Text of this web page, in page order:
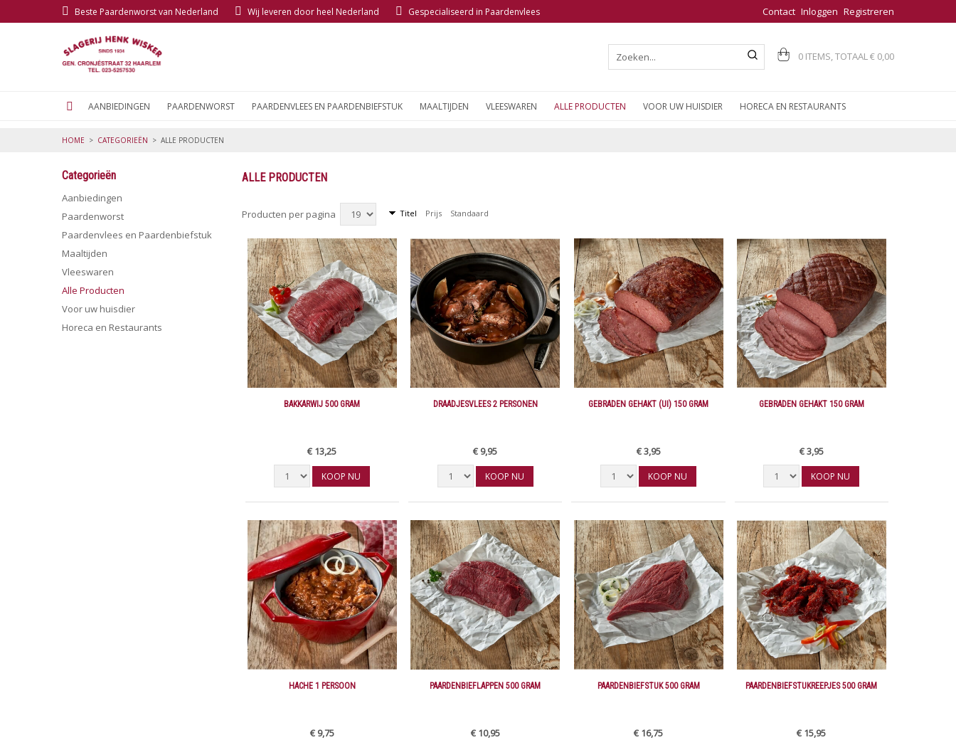
Beste Paardenworst van Nederland Wij leveren door heel Nederland Gespecialiseerd in Paardenvlees Contact Inloggen Registreren
0 ITEMS, TOTAAL€ 0,00
AANBIEDINGEN PAARDENWORST PAARDENVLEES EN PAARDENBIEFSTUK MAALTIJDEN VLEESWAREN ALLE PRODUCTEN VOOR UW HUISDIER HORECA EN RESTAURANTS
HOME > CATEGORIEËN > ALLE PRODUCTEN
Categorieën
Aanbiedingen
Paardenworst
Paardenvlees en Paardenbiefstuk
Maaltijden
Vleeswaren
Alle Producten
Voor uw huisdier
Horeca en Restaurants
ALLE PRODUCTEN
Producten per pagina Titel Prijs Standaard
BAKKARWIJ 500 GRAM
€ 13,25
KOOP NU
DRAADJESVLEES 2 PERSONEN
€ 9,95
KOOP NU
GEBRADEN GEHAKT (UI) 150 GRAM
€ 3,95
KOOP NU
GEBRADEN GEHAKT 150 GRAM
€ 3,95
KOOP NU
HACHE 1 PERSOON
€ 9,75
PAARDENBIEFLAPPEN 500 GRAM
€ 10,95
PAARDENBIEFSTUK 500 GRAM
€ 16,75
PAARDENBIEFSTUKREEPJES 500 GRAM
€ 15,95